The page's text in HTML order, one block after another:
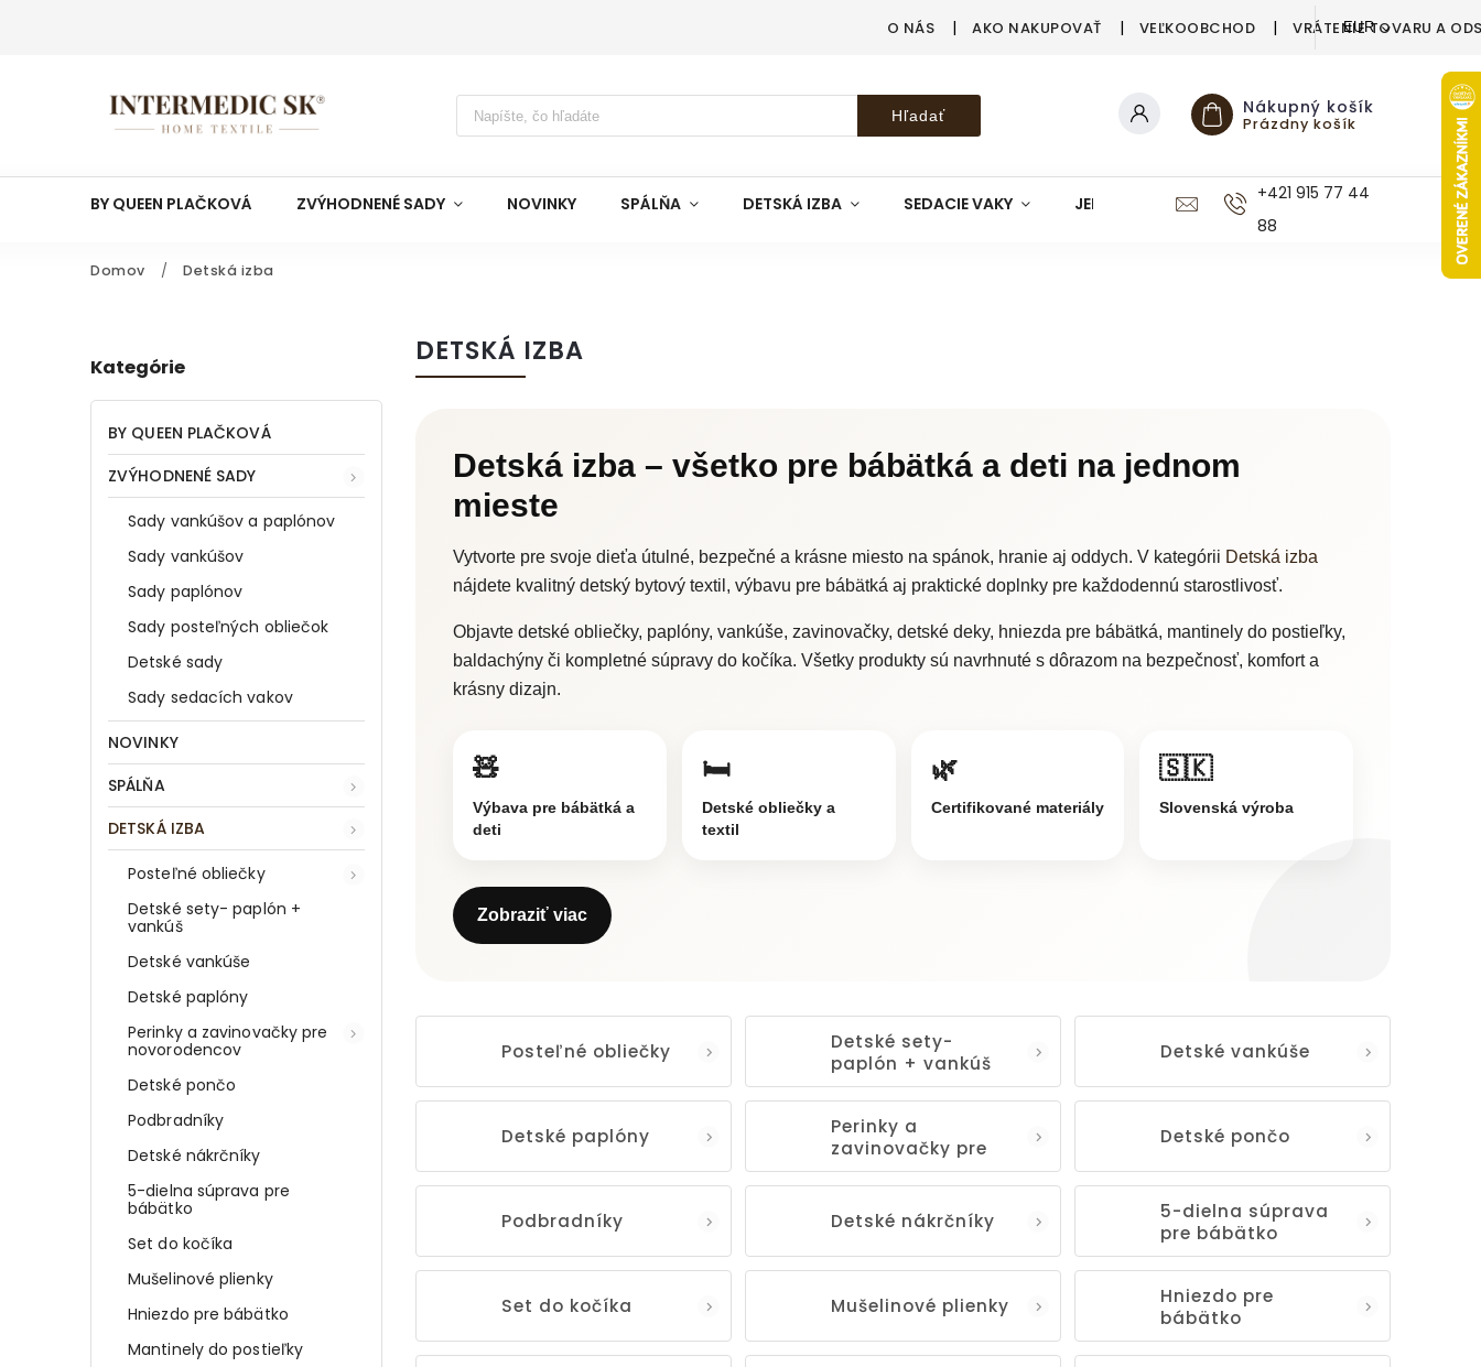
O NÁS AKO NAKUPOVAŤ VEĽKOOBCHOD VRÁTENIE TOVARU A
EUR
Hľadať Nákupný košík
Prázdny košík
BY QUEEN PLAČKOVÁ ZVÝHODNENÉ SADY NOVINKY SPÁLŇA DETSKÁ IZBA SEDACIE VAKY JEDÁLEŇ KUCHYŇA KÚPEĽŇA
+421 915 77 44
88
Domov / Detská izba
Kategórie
BY QUEEN PLAČKOVÁ
ZVÝHODNENÉ SADY
Sady vankúšov a paplónov
Sady vankúšov
Sady paplónov
Sady posteľných obliečok
Detské sady
Sady sedacích vakov
NOVINKY
SPÁLŇA
DETSKÁ IZBA
Posteľné obliečky
Detské sety- paplón +
vankúš
Detské vankúše
Detské paplóny
Perinky a zavinovačky pre
novorodencov
Detské pončo
Podbradníky
Detské nákrčníky
5-dielna súprava pre
bábätko
Set do kočíka
Mušelinové plienky
Hniezdo pre bábätko
Mantinely do postieľky
DETSKÁ IZBA
Detská izba – všetko pre bábätká a deti na jednom
mieste
Vytvorte pre svoje dieťa útulné, bezpečné a krásne miesto na spánok, hranie aj oddych. V kategórii Detská izba
nájdete kvalitný detský bytový textil, výbavu pre bábätká aj praktické doplnky pre každodennú starostlivosť.
Objavte detské obliečky, paplóny, vankúše, zavinovačky, detské deky, hniezda pre bábätká, mantinely do postieľky,
baldachýny či kompletné súpravy do kočíka. Všetky produkty sú navrhnuté s dôrazom na bezpečnosť, komfort a
krásny dizajn.
🧸
Výbava pre bábätká a
deti
🛏️
Detské obliečky a
textil
🌿
Certifikované materiály
🇸🇰
Slovenská výroba
Zobraziť viac
Posteľné obliečky
Detské sety-
paplón + vankúš
Detské vankúše
Detské paplóny
Perinky a
zavinovačky pre
novorodencov
Detské pončo
Podbradníky Detské nákrčníky
5-dielna súprava
pre bábätko
Set do kočíka Mušelinové plienky
Hniezdo pre
bábätko